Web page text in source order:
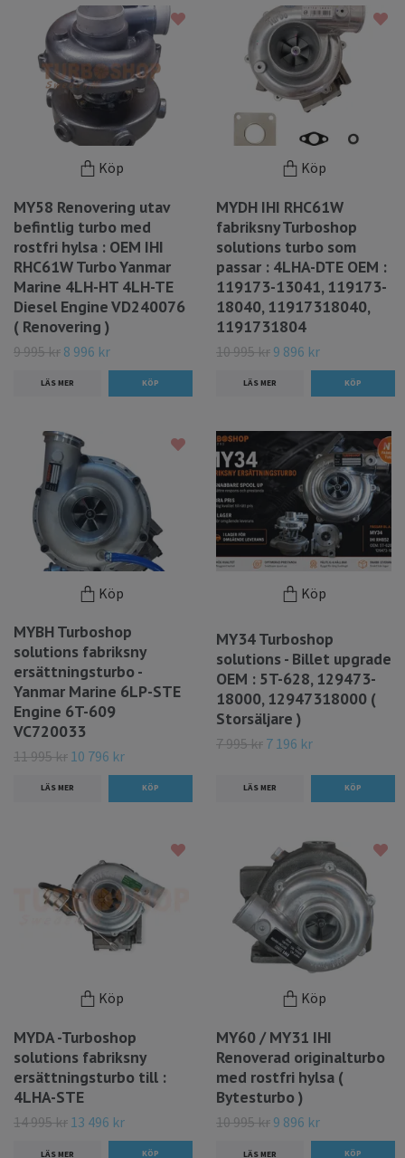
Köp
MY58 Renovering utav
befintlig turbo med
rostfri hylsa : OEM IHI
RHC61W Turbo Yanmar
Marine 4LH-HT 4LH-TE
Diesel Engine VD240076
( Renovering )
9 995 kr 8 996 kr
LÄS MER
Köp
MYDH IHI RHC61W
fabriksny Turboshop
solutions turbo som
passar : 4LHA-DTE OEM :
119173-13041, 119173-
18040, 11917318040,
1191731804
10 995 kr 9 896 kr
LÄS MER
Köp
MYBH Turboshop
solutions fabriksny
ersättningsturbo -
Yanmar Marine 6LP-STE
Engine 6T-609
VC720033
11 995 kr 10 796 kr
LÄS MER
Köp
MY34 Turboshop
solutions - Billet upgrade
OEM : 5T-628, 129473-
18000, 12947318000 (
Storsäljare )
7 995 kr 7 196 kr
LÄS MER
Köp
MYDA -Turboshop
solutions fabriksny
ersättningsturbo till :
4LHA-STE
14 995 kr 13 496 kr
LÄS MER
Köp
MY60 / MY31 IHI
Renoverad originalturbo
med rostfri hylsa (
Bytesturbo )
10 995 kr 9 896 kr
LÄS MER